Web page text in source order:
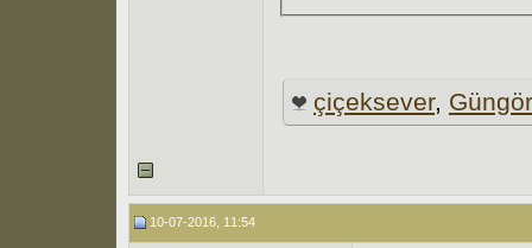
çiçeksever,
10-07-2016, 11:54